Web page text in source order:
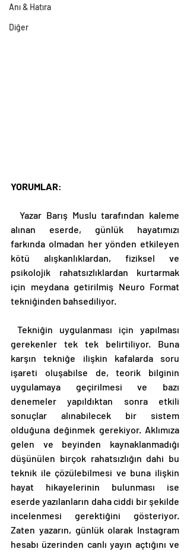
Anı & Hatıra
Diğer
YORUMLAR:
  Yazar Barış Muslu tarafından kaleme
alınan eserde, günlük hayatımızı
farkında olmadan her yönden etkileyen
kötü alışkanlıklardan, fiziksel ve
psikolojik rahatsızlıklardan kurtarmak
için meydana getirilmiş Neuro Format
tekniğinden bahsediliyor.
gerekenler tek tek belirtiliyor. Buna
karşın tekniğe ilişkin kafalarda soru
işareti oluşabilse de, teorik bilginin
uygulamaya geçirilmesi ve bazı
denemeler yapıldıktan sonra etkili
sonuçlar alınabilecek bir sistem
olduğuna değinmek gerekiyor. Aklımıza
gelen ve beyinden kaynaklanmadığı
düşünülen birçok rahatsızlığın dahi bu
teknik ile çözülebilmesi ve buna ilişkin
hayat hikayelerinin bulunması ise
eserde yazılanların daha ciddi bir şekilde
incelenmesi gerektiğini gösteriyor.
Zaten yazarın, günlük olarak Instagram
hesabı üzerinden canlı yayın açtığını ve